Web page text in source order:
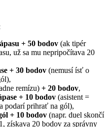
+ 50 bodov (ak tipér
už sa mu nepripočítava 20
+ 30 bodov (nemusí ísť o
remízu) + 20 bodov,
+ 10 bodov (asistent =
podarí prihrať na gól),
+ 10 bodov (napr. duel skončí
získava 20 bodov za správny